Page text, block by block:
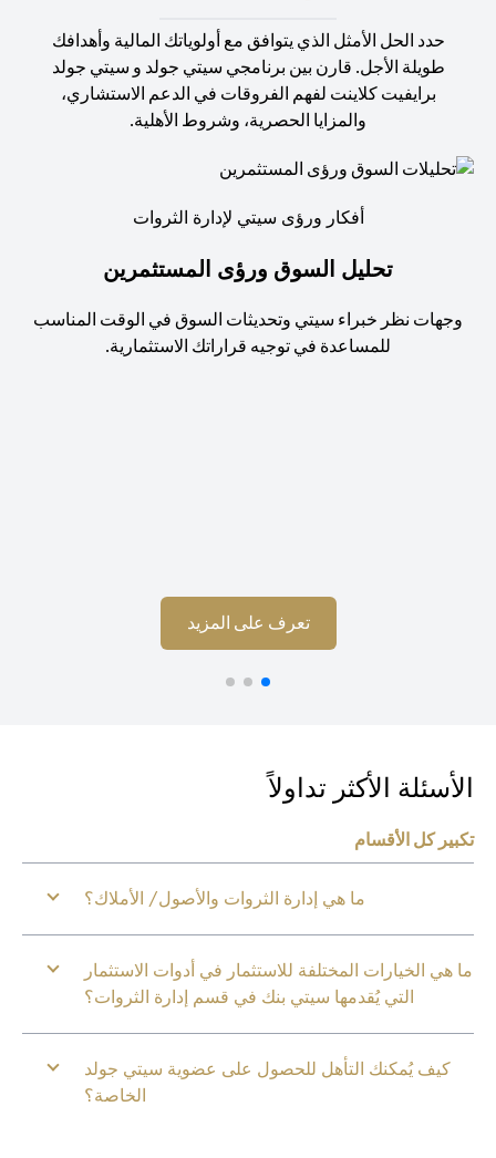
حدد الحل الأمثل الذي يتوافق مع أولوياتك المالية وأهدافك
طويلة الأجل. قارن بين برنامجي سيتي جولد و سيتي جولد
برايفيت كلاينت لفهم الفروقات في الدعم الاستشاري،
والمزايا الحصرية، وشروط الأهلية.
أفكار ورؤى سيتي لإدارة الثروات
تحليل السوق ورؤى المستثمرين
نظر خبراء سيتي وتحديثات السوق في الوقت المناسب
للمساعدة في توجيه قراراتك الاستثمارية.
تعرف على المزيد(opens in a new tab)
الأكثر تداولاً
كل الأقسام
ما هي إدارة الثروات والأصول/ الأملاك؟
هي الخيارات المختلفة للاستثمار في أدوات الاستثمار
التي يُقدمها سيتي بنك في قسم إدارة الثروات؟
كيف يُمكنك التأهل للحصول على عضوية سيتي جولد
الخاصة؟